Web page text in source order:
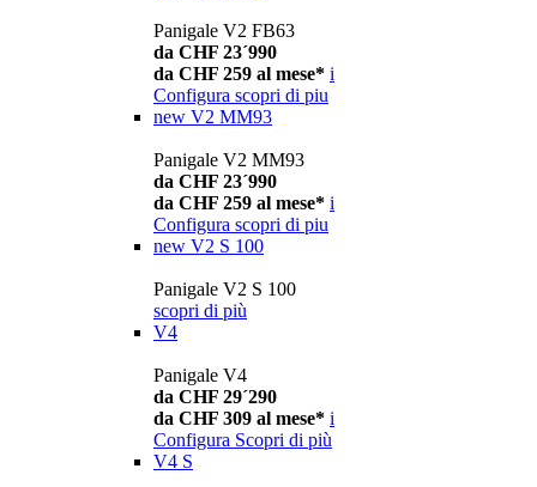
Panigale V2 FB63
da CHF 23´990
da CHF 259 al mese* i
Configura scopri di piu
new V2 MM93
Panigale V2 MM93
da CHF 23´990
da CHF 259 al mese* i
Configura scopri di piu
new V2 S 100
Panigale V2 S 100
scopri di più
V4
Panigale V4
da CHF 29´290
da CHF 309 al mese* i
Configura Scopri di più
V4 S